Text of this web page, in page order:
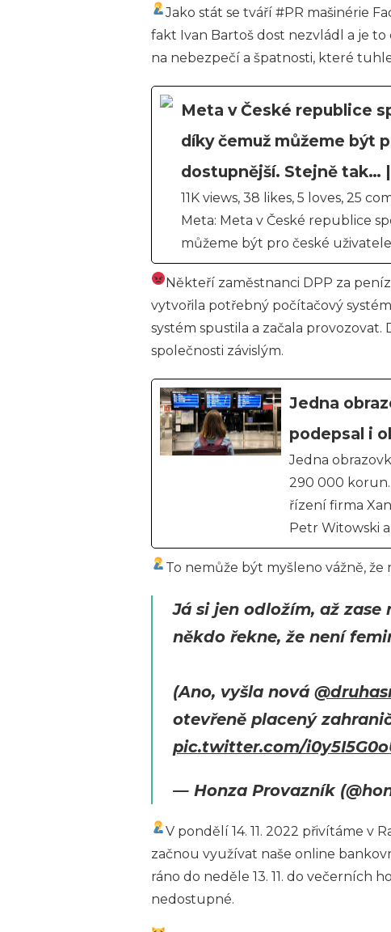
Jako stát se tváří #PR mašinérie
fakt Ivan Bartoš dost nezvládl a je
na nebezpečí a špatnosti, které
Meta v České republice
díky čemuž můžeme být
dostupnější. Stejně tak…
11K views, 38 likes, 5 loves, 25
Meta: Meta v České republice
můžeme být pro české
Někteří zaměstnanci DPP za
vytvořila potřebný počítačový
systém spustila a začala
společnosti závislým.
Jedna
podepsal i
Jedna
290 000 korun.
řízení firma
Petr Witowski
To nemůže být myšleno vážně, že
Já si jen odložím, až
někdo řekne, že není
(Ano, vyšla nová
otevřeně placený
pic.twitter.com/
— Honza Provazník
V pondělí 14. 11. 2022 přivítáme v
začnou využívat naše online
ráno do neděle 13. 11. do
nedostupné.